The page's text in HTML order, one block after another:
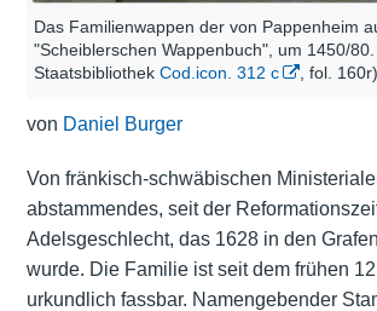
Das Familienwappen der von Pappenheim
"Scheiblerschen Wappenbuch", um 1450/
Staatsbibliothek Cod.icon. 312 c , fol. 160r)
von Daniel Burger
Von fränkisch-schwäbischen
abstammendes, seit der
Adelsgeschlecht, das 1628 in den
wurde. Die Familie ist seit dem frühen
urkundlich fassbar. Namengebender